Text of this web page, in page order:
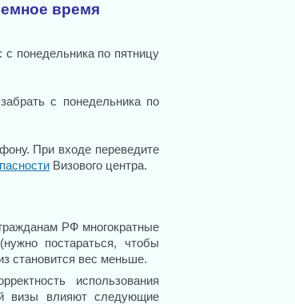
время
понедельника по пятницу
с понедельника по
При входе переведите
Визового центра.
РФ многократные
постараться, чтобы
становится вес меньше.
использования
визы влияют следующие